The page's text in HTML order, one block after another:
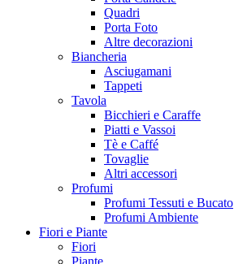
Quadri
Porta Foto
Altre decorazioni
Biancheria
Asciugamani
Tappeti
Tavola
Bicchieri e Caraffe
Piatti e Vassoi
Tè e Caffé
Tovaglie
Altri accessori
Profumi
Profumi Tessuti e Bucato
Profumi Ambiente
Fiori e Piante
Fiori
Piante